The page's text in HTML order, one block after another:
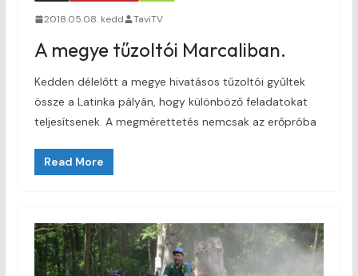
2018.05.08. kedd TaviTV
A megye tűzoltói Marcaliban.
Kedden délelőtt a megye hivatásos tűzoltói gyűltek
össze a Latinka pályán, hogy különböző feladatokat
teljesítsenek. A megmérettetés nemcsak az erőpróba
Read More